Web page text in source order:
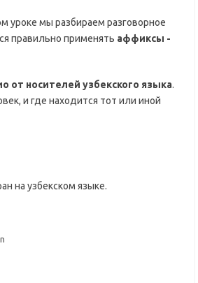
уроке мы разбираем разговорное
правильно применять аффиксы -
от носителей узбекского языка.
и где находится тот или иной
на узбекском языке.